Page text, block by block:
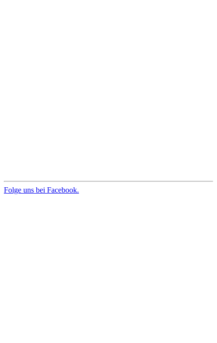
Folge uns bei Facebook.